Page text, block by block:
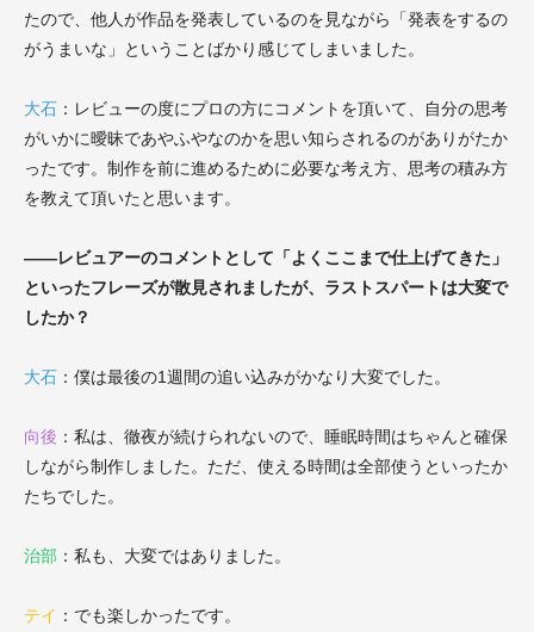
たので、他人が作品を発表しているのを見ながら「発表をするの
がうまいな」ということばかり感じてしまいました。
大石 ： レビューの度にプロの方にコメントを頂いて、自分の思考
がいかに曖昧であやふやなのかを思い知らされるのがありがたか
ったです。制作を前に進めるために必要な考え方、思考の積み方
を教えて頂いたと思います。
――レビュアーのコメントとして「よくここまで仕上げてきた」
といったフレーズが散見されましたが、ラストスパートは大変で
したか？
大石 ： 僕は最後の1週間の追い込みがかなり大変でした。
向後 ： 私は、徹夜が続けられないので、睡眠時間はちゃんと確保
しながら制作しました。ただ、使える時間は全部使うといったか
たちでした。
治部 ： 私も、大変ではありました。
テイ ： でも楽しかったです。